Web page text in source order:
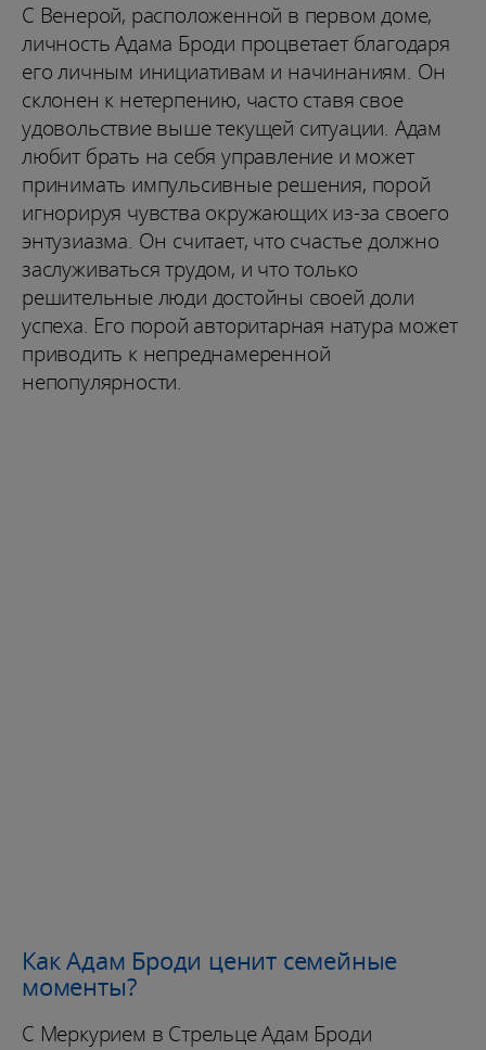
С Венерой, расположенной в первом доме,
личность Адама Броди процветает благодаря
его личным инициативам и начинаниям. Он
склонен к нетерпению, часто ставя свое
удовольствие выше текущей ситуации. Адам
любит брать на себя управление и может
принимать импульсивные решения, порой
игнорируя чувства окружающих из-за своего
энтузиазма. Он считает, что счастье должно
заслуживаться трудом, и что только
решительные люди достойны своей доли
успеха. Его порой авторитарная натура может
приводить к непреднамеренной
непопулярности.
Как Адам Броди ценит семейные
моменты?
С Меркурием в Стрельце Адам Броди